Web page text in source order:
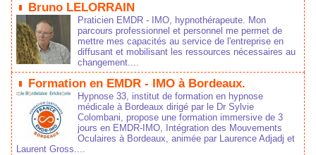
Bruno LELORRAIN
Praticien EMDR - IMO, hypnothérapeute. Mon
parcours professionnel et personnel me permet de
mettre mes capacités au service de l'entreprise en
diffusant et mobilisant les ressources nécessaires au
changement....
Formation en EMDR - IMO à Bordeaux.
Hypnose 33, institut de formation en hypnose
médicale à Bordeaux dirigé par le Dr Sylvie
Colombani, propose une formation immersive de 3
jours en EMDR-IMO, Intégration des Mouvements
Oculaires à Bordeaux, animée par Laurence Adjadj et
Laurent Gross....